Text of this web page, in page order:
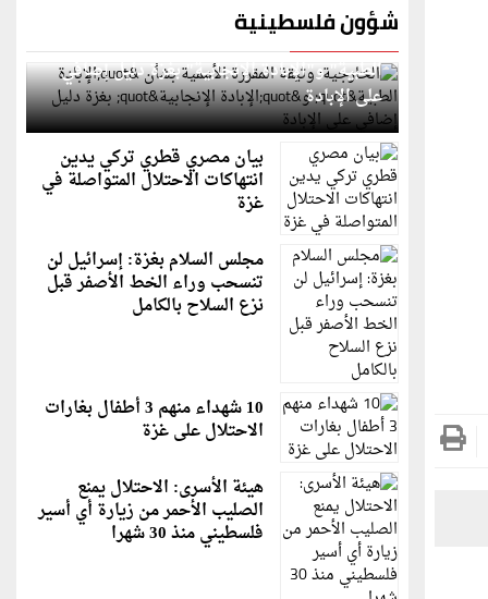
شؤون فلسطينية
الخارجية: وثيقة المقررة الأممية بشأن "الإبادة
الطبية" و"الإبادة الإنجابية" بغزة دليل إضافي
على الإبادة
بيان مصري قطري تركي يدين
انتهاكات الاحتلال المتواصلة في
غزة
مجلس السلام بغزة: إسرائيل لن
تنسحب وراء الخط الأصفر قبل
نزع السلاح بالكامل
10 شهداء منهم 3 أطفال بغارات
الاحتلال على غزة
هيئة الأسرى: الاحتلال يمنع
الصليب الأحمر من زيارة أي أسير
فلسطيني منذ 30 شهرا